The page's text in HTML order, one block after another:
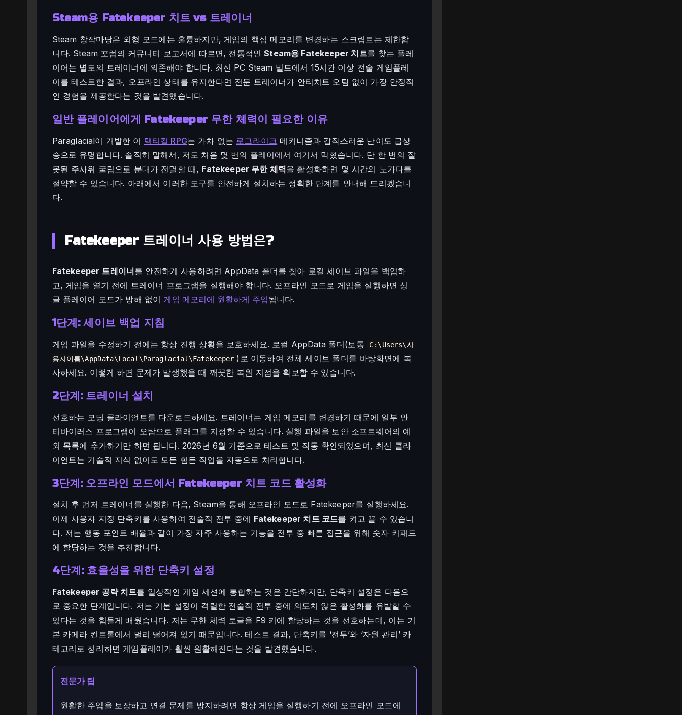
Steam용 Fatekeeper 치트 vs 트레이너
Steam 창작마당은 외형 모드에는 훌륭하지만, 게임의 핵심 메모리를 변경하는 스크립트는 제한합
니다. Steam 포럼의 커뮤니티 보고서에 따르면, 전통적인Steam용 Fatekeeper 치트를 찾는 플레
이어는 별도의 트레이너에 의존해야 합니다. 최신 PC Steam 빌드에서 15시간 이상 전술 게임플레
이를 테스트한 결과, 오프라인 상태를 유지한다면 전문 트레이너가 안티치트 오탐 없이 가장 안정적
인 경험을 제공한다는 것을 발견했습니다.
일반 플레이어에게 Fatekeeper 무한 체력이 필요한 이유
Paraglacial이 개발한 이 택티컬 RPG는 가차 없는 로그라이크 메커니즘과 갑작스러운 난이도 급상
승으로 유명합니다. 솔직히 말해서, 저도 처음 몇 번의 플레이에서 여기서 막혔습니다. 단 한 번의 잘
못된 주사위 굴림으로 분대가 전멸할 때, Fatekeeper 무한 체력을 활성화하면 몇 시간의 노가다를
절약할 수 있습니다. 아래에서 이러한 도구를 안전하게 설치하는 정확한 단계를 안내해 드리겠습니
다.
Fatekeeper 트레이너 사용 방법은?
Fatekeeper 트레이너를 안전하게 사용하려면 AppData 폴더를 찾아 로컬 세이브 파일을 백업하
고, 게임을 열기 전에 트레이너 프로그램을 실행해야 합니다. 오프라인 모드로 게임을 실행하면 싱
글 플레이어 모드가 방해 없이 게임 메모리에 원활하게 주입됩니다.
1단계: 세이브 백업 지침
게임 파일을 수정하기 전에는 항상 진행 상황을 보호하세요. 로컬 AppData 폴더(보통
C:\Users\사
용자이름\AppData\Local\Paraglacial\Fatekeeper )로 이동하여 전체 세이브 폴더를 바탕화면에 복
사하세요. 이렇게 하면 문제가 발생했을 때 깨끗한 복원 지점을 확보할 수 있습니다.
2단계: 트레이너 설치
선호하는 모딩 클라이언트를 다운로드하세요. 트레이너는 게임 메모리를 변경하기 때문에 일부 안
티바이러스 프로그램이 오탐으로 플래그를 지정할 수 있습니다. 실행 파일을 보안 소프트웨어의 예
외 목록에 추가하기만 하면 됩니다. 2026년 6월 기준으로 테스트 및 작동 확인되었으며, 최신 클라
이언트는 기술적 지식 없이도 모든 힘든 작업을 자동으로 처리합니다.
3단계: 오프라인 모드에서 Fatekeeper 치트 코드 활성화
설치 후 먼저 트레이너를 실행한 다음, Steam을 통해 오프라인 모드로 Fatekeeper를 실행하세요.
이제 사용자 지정 단축키를 사용하여 전술적 전투 중에 Fatekeeper 치트 코드를 켜고 끌 수 있습니
다. 저는 행동 포인트 배율과 같이 가장 자주 사용하는 기능을 전투 중 빠른 접근을 위해 숫자 키패드
에 할당하는 것을 추천합니다.
4단계: 효율성을 위한 단축키 설정
Fatekeeper 공략 치트를 일상적인 게임 세션에 통합하는 것은 간단하지만, 단축키 설정은 다음으
로 중요한 단계입니다. 저는 기본 설정이 격렬한 전술적 전투 중에 의도치 않은 활성화를 유발할 수
있다는 것을 힘들게 배웠습니다. 저는 무한 체력 토글을 F9 키에 할당하는 것을 선호하는데, 이는 기
본 카메라 컨트롤에서 멀리 떨어져 있기 때문입니다. 테스트 결과, 단축키를 ‘전투’와 ‘자원 관리’ 카
테고리로 정리하면 게임플레이가 훨씬 원활해진다는 것을 발견했습니다.
전문가 팁
원활한 주입을 보장하고 연결 문제를 방지하려면 항상 게임을 실행하기 전에 오프라인 모드에